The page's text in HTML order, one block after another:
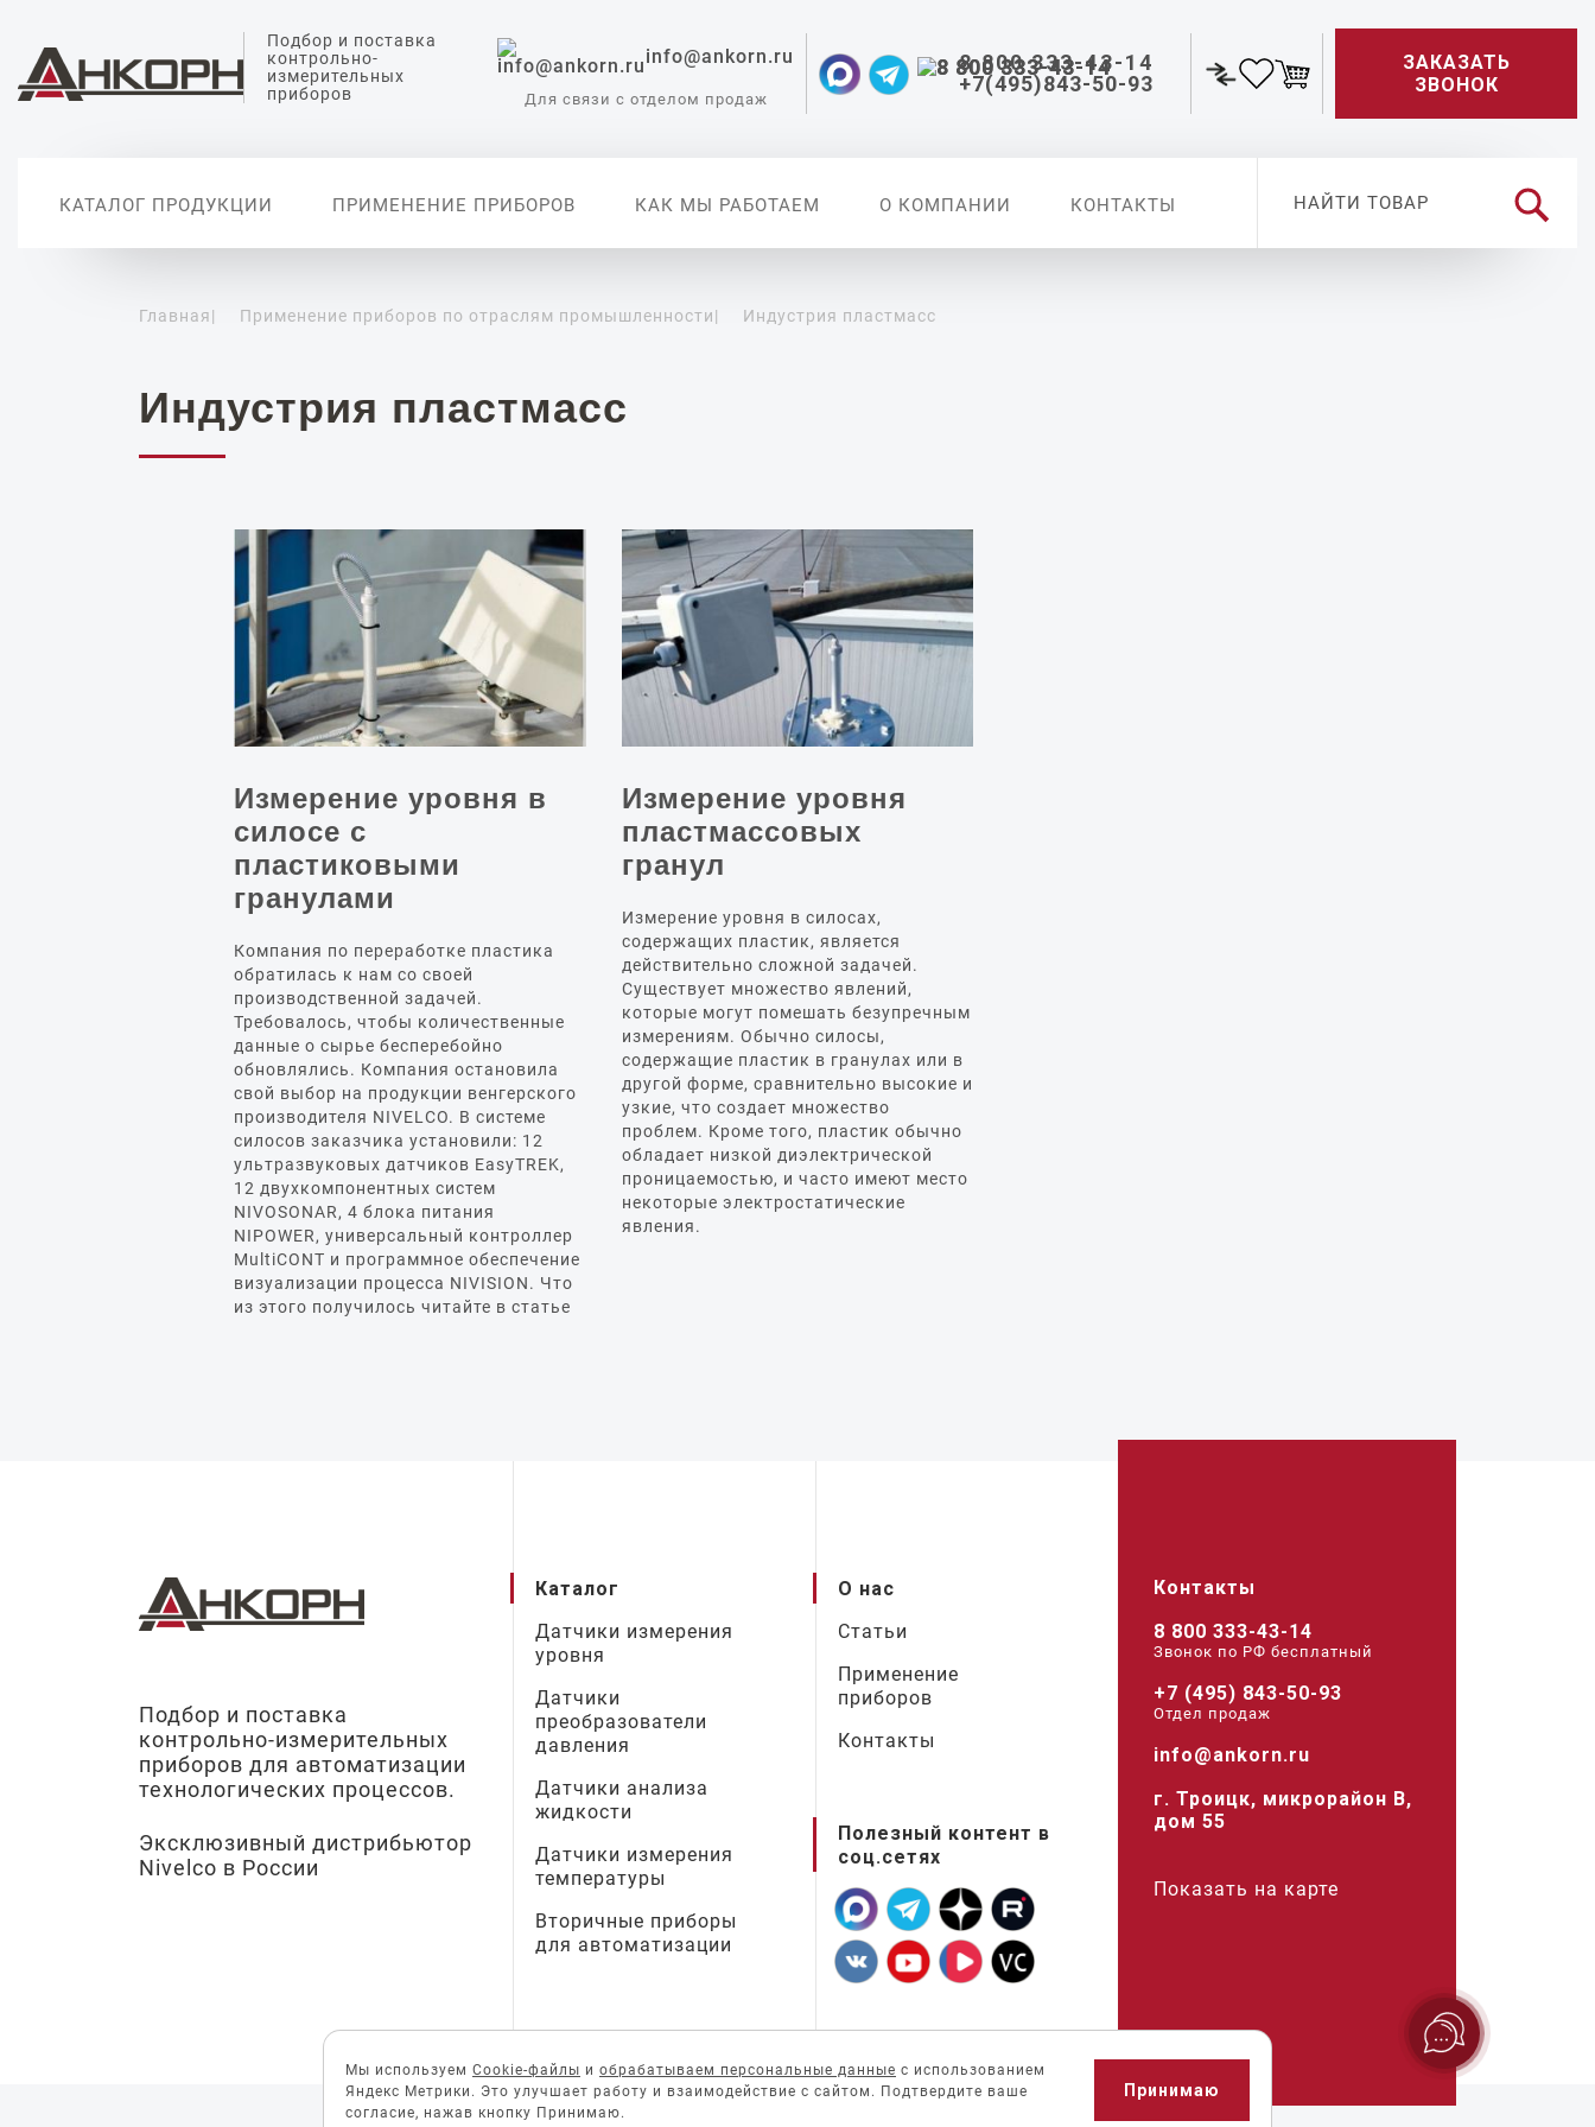
Подбор и поставка
контрольно-
измерительных
приборов
info@ankorn.ru
Для связи с отделом продаж
8 800 333-43-14
+7(495)843-50-93
ЗАКАЗАТЬ
ЗВОНОК
КАТАЛОГ ПРОДУКЦИИ ПРИМЕНЕНИЕ ПРИБОРОВ КАК МЫ РАБОТАЕМ О КОМПАНИИ КОНТАКТЫ
Датчики растворенного
кислорода
датчики давления
Реле давления
Главная| Применение приборов по отраслям промышленности| Индустрия пластмасс
Индустрия пластмасс
Измерение уровня в
силосе с
пластиковыми
гранулами
Компания по переработке пластика
обратилась к нам со своей
производственной задачей.
Требовалось, чтобы количественные
данные о сырье бесперебойно
обновлялись. Компания остановила
свой выбор на продукции венгерского
производителя NIVELCO. В системе
силосов заказчика установили: 12
ультразвуковых датчиков EasyTREK,
12 двухкомпонентных систем
NIVOSONAR, 4 блока питания
NIPOWER, универсальный контроллер
MultiCONT и программное обеспечение
визуализации процесса NIVISION. Что
из этого получилось читайте в статье
Измерение уровня
пластмассовых
гранул
Измерение уровня в силосах,
содержащих пластик, является
действительно сложной задачей.
Существует множество явлений,
которые могут помешать безупречным
измерениям. Обычно силосы,
содержащие пластик в гранулах или в
другой форме, сравнительно высокие и
узкие, что создает множество
проблем. Кроме того, пластик обычно
обладает низкой диэлектрической
проницаемостью, и часто имеют место
некоторые электростатические
явления.
Подбор и поставка
контрольно-измерительных
приборов для автоматизации
технологических процессов.
Эксклюзивный дистрибьютор
Nivelco в России
Каталог
Датчики измерения
уровня
Датчики
преобразователи
давления
Датчики анализа
жидкости
Датчики измерения
температуры
Вторичные приборы
для автоматизации
О нас
Статьи
Применение
приборов
Контакты
Полезный контент в
соц.сетях
Контакты
8 800 333-43-14
Звонок по РФ беcплатный
+7 (495) 843-50-93
Отдел продаж
info@ankorn.ru
г. Троицк, микрорайон В,
дом 55
Показать на карте
Мы используем Cookie-файлы и обрабатываем персональные данные с использованием
Яндекс Метрики. Это улучшает работу и взаимодействие с сайтом. Подтвердите ваше
согласие, нажав кнопку Принимаю.
Принимаю